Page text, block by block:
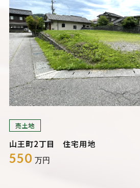
売土地
山王町2丁目 住宅用地
550 万円